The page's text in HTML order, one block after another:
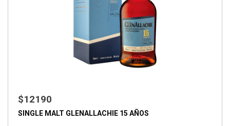
$12190
SINGLE MALT GLENALLACHIE 15 AÑOS